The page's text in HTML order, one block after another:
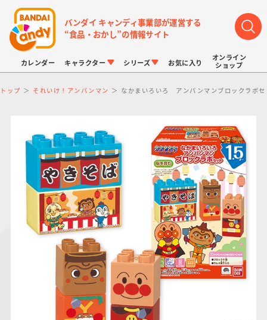
バンダイ キャンディ事業部が運営する
“食品・おかし”の情報サイト
カレンダー キャラクター
LINK TRAVELERS
仮面ライダーシリー
プリキュアシリーズ
ガンダムシリーズ
ドラゴンボール
アンパンマン たまご
シリーズ
チョコボックス
キャラパキ
チョコサプ
にふぉるめーしょん
＆スクエアシール
ポケモンキッズ
ポケモンスケールワ
お気に入り
オンライン
ショップ
トップ それいけ！アンパンマン なかまいろいろ アンパンマンブロックラボセ